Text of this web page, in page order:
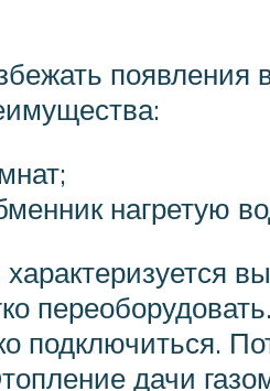
нагретую
подключиться.
дачи